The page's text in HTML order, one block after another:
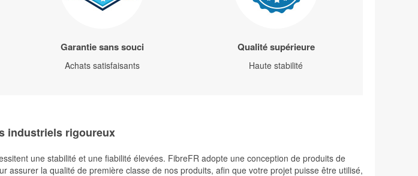
Garantie sans souci
Achats satisfaisants
Qualité supérieure
Haute stabilité
industriels rigoureux
une stabilité et une fiabilité élevées. FibreFR adopte une conception de produits de
la qualité de première classe de nos produits, afin que votre projet puisse être utilisé,